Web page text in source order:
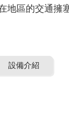
地區的交通擁
設備介紹